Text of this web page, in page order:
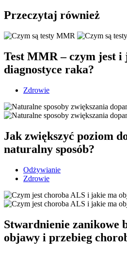
Przeczytaj również
Test MMR – czym jest i
diagnostyce raka?
Zdrowie
Jak zwiększyć poziom
naturalny sposób?
Odżywianie
Zdrowie
Stwardnienie zanikowe
objawy i przebieg